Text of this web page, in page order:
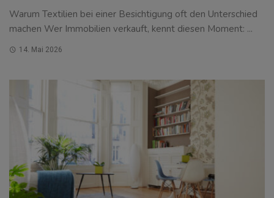
Warum Textilien bei einer Besichtigung oft den Unterschied
machen Wer Immobilien verkauft, kennt diesen Moment: ...
14. Mai 2026